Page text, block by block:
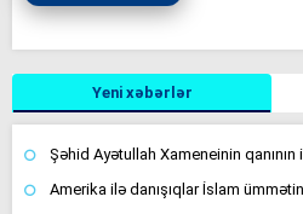
Yeni xəbərlər
Şəhid Ayətullah Xameneinin qanının
Amerika ilə danışıqlar İslam